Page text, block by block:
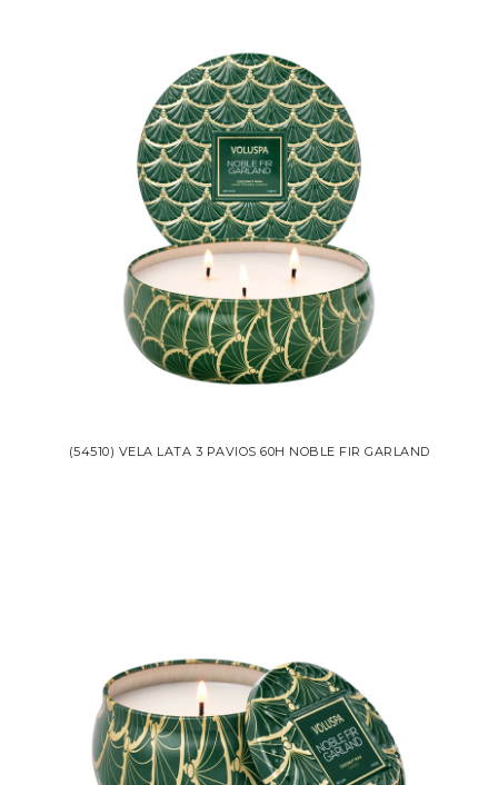
(54510) VELA LATA 3 PAVIOS 60H NOBLE FIR GARLAND